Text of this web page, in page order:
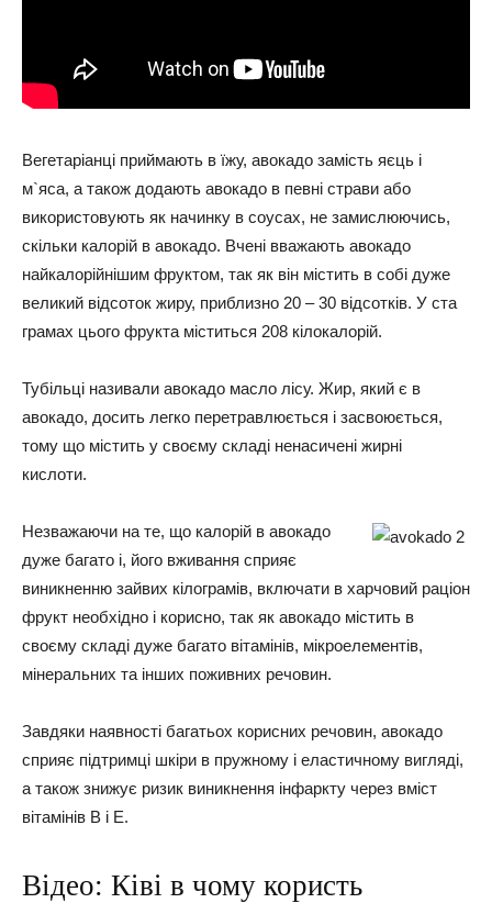
Вегетаріанці приймають в їжу, авокадо замість яєць і
м`яса, а також додають авокадо в певні страви або
використовують як начинку в соусах, не замислюючись,
скільки калорій в авокадо. Вчені вважають авокадо
найкалорійнішим фруктом, так як він містить в собі дуже
великий відсоток жиру, приблизно 20 – 30 відсотків. У ста
грамах цього фрукта міститься 208 кілокалорій.
Тубільці називали авокадо масло лісу. Жир, який є в
авокадо, досить легко перетравлюється і засвоюється,
тому що містить у своєму складі ненасичені жирні
кислоти.
Незважаючи на те, що калорій в авокадо
дуже багато і, його вживання сприяє
виникненню зайвих кілограмів, включати в харчовий раціон
фрукт необхідно і корисно, так як авокадо містить в
своєму складі дуже багато вітамінів, мікроелементів,
мінеральних та інших поживних речовин.
Завдяки наявності багатьох корисних речовин, авокадо
сприяє підтримці шкіри в пружному і еластичному вигляді,
а також знижує ризик виникнення інфаркту через вміст
вітамінів В і Е.
Відео: Ківі в чому користь